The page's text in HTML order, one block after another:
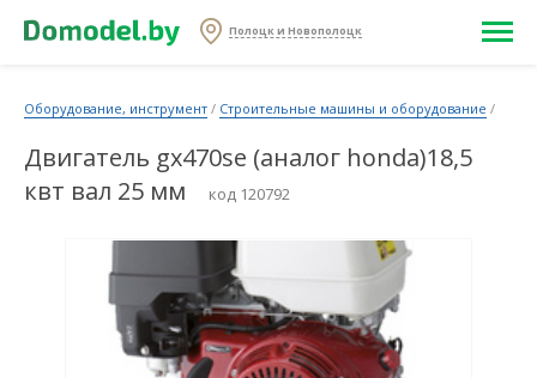
Полоцк и Новополоцк
Оборудование, инструмент / Строительные машины и оборудование /
Двигатель gx470sе (аналог honda)18,5
квт вал 25 мм
код 120792